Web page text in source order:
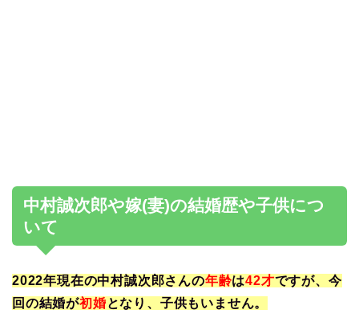
中村誠次郎や嫁(妻)の結婚歴や子供につ
いて
2022年現在の中村誠次郎さんの年齢は42才ですが、今
回の結婚が初婚となり、子供もいません。